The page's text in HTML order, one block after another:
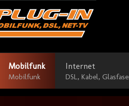
Mobilfunk
Mobilfunk
Internet
DSL, Kabel,